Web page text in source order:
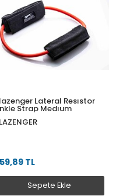
Lateral Resıstor
Strap Medıum
TL
Sepete Ekle